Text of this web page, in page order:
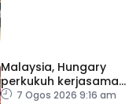
Malaysia, Hungary
perkukuh kerjasama
sektor pertanian
7 Ogos 2026 9:16 am